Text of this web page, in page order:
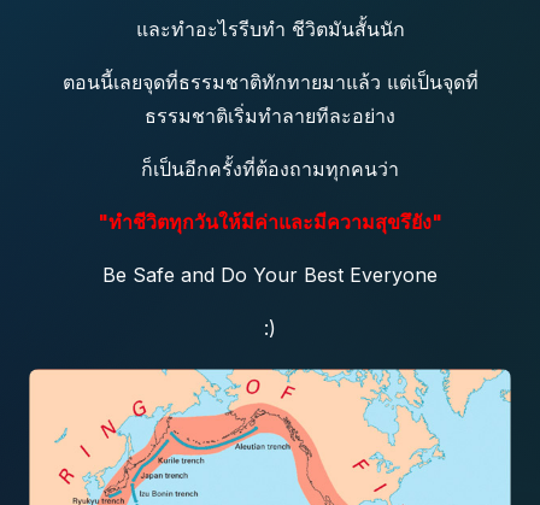
และทำอะไรรีบทำ ชีวิตมันสั้นนัก
ตอนนี้เลยจุดที่ธรรมชาติทักทายมาแล้ว แต่เป็นจุดที่
ธรรมชาติเริ่มทำลายทีละอย่าง
ก็เป็นอีกครั้งที่ต้องถามทุกคนว่า
"ทำชีวิตทุกวันให้มีค่าและมีความสุขรึยัง"
Be Safe and Do Your Best Everyone
:)